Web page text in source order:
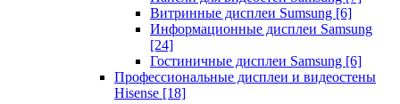
Витринные дисплеи Sumsung [6]
Информационные дисплеи Samsung
[24]
Гостиничные дисплеи Samsung [6]
Профессиональные дисплеи и видеостены
Hisense [18]